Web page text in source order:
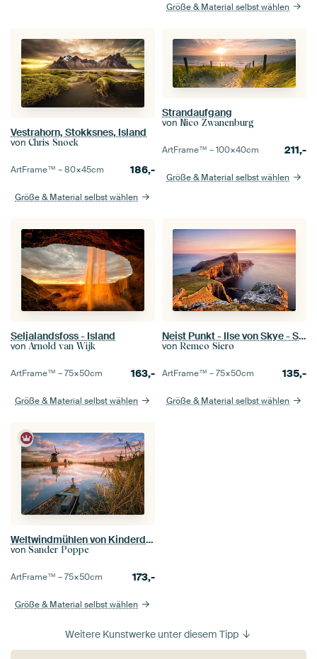
Größe & Material selbst wählen
Vestrahorn, Stokksnes, Island
von Chris Snoek
ArtFrame™ –80×45cm 186,-
Größe & Material selbst wählen
Strandaufgang
von Nico Zwanenburg
ArtFrame™ –100×40cm 211,-
Größe & Material selbst wählen
Seljalandsfoss - Island
von Arnold van Wijk
ArtFrame™ –75×50cm 163,-
Größe & Material selbst wählen
Neist Punkt - Ilse von Skye - Schottland
von Remco Siero
ArtFrame™ –75×50cm 135,-
Größe & Material selbst wählen
Weltwindmühlen von Kinderdijk
von Sander Poppe
ArtFrame™ –75×50cm 173,-
Größe & Material selbst wählen
Weitere Kunstwerke unter diesem Tipp